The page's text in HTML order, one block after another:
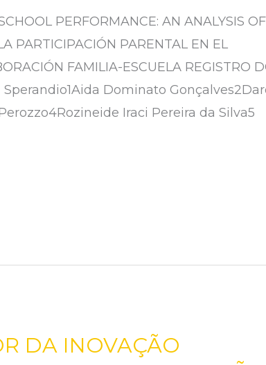
PERFORMANCE: AN ANALYSIS
PARTICIPACIÓN PARENTAL EN EL
FAMILIA-ESCUELA REGISTRO
Dominato
Iraci Pereira da Silva5
DA INOVAÇÃO